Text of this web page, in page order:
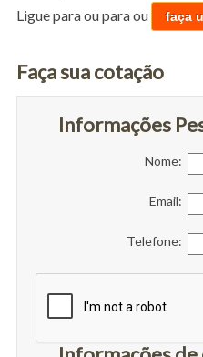
Ligue paraou paraou faça
Faça sua cotação
Informações
Nome:
Email:
Telefone: